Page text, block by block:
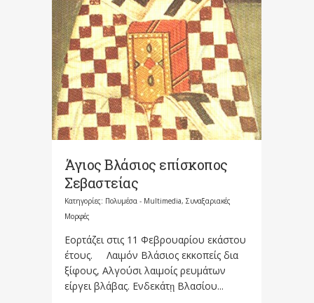
Άγιος Βλάσιος επίσκοπος
Σεβαστείας
Κατηγορίες: Πολυμέσα - Multimedia, Συναξαριακές
Μορφές
Εορτάζει στις 11 Φεβρουαρίου εκάστου
έτους. Λαιμόν Βλάσιος εκκοπείς δια
ξίφους, Αλγούσι λαιμοίς ρευμάτων
είργει βλάβας. Ενδεκάτῃ Βλασίου...